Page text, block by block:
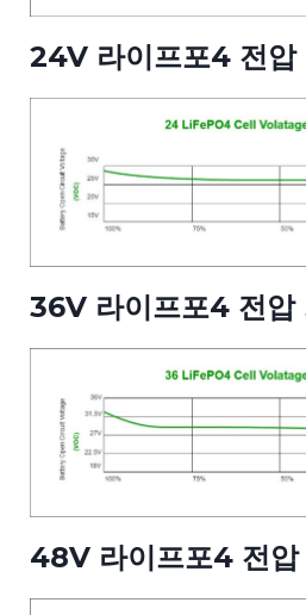
24V 라이프포4 전압
36V 라이프포4 전압
48V 라이프포4 전압